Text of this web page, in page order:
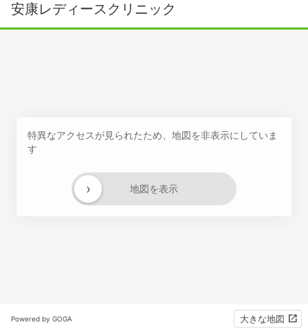
安康レディースクリニック
特異なアクセスが見られたため、地図を非表示にしていま
す
地図を表示
›
Powered by GOGA 大きな地図